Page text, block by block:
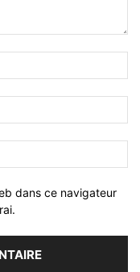
dans ce navigateur